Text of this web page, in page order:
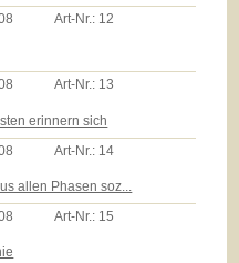
Art-Nr.: 12
Art-Nr.: 13
erinnern sich
Art-Nr.: 14
allen Phasen soz...
Art-Nr.: 15